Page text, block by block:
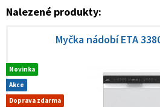
Nalezené produkty:
Novinka
Akce
Doprava zdarma
Myčka nádobí ETA